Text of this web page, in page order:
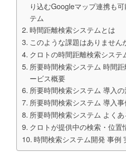
り込むGoogleマップ連携も
テム
時間距離検索システムとは
このような課題はありません
クロトの時間距離検索システ
所要時間検索システム 時間
ービス概要
所要時間検索システム 導入
所要時間検索システム 導入事
所要時間検索システム よく
クロトが提供中の検索・位置
時間検索システム開発 事例